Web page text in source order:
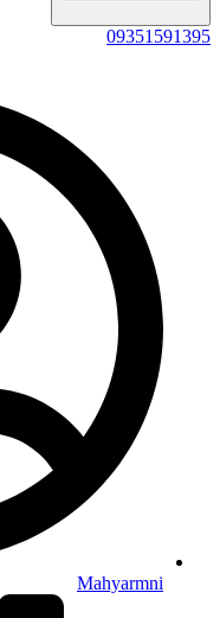
09351591395
Mahyarmni